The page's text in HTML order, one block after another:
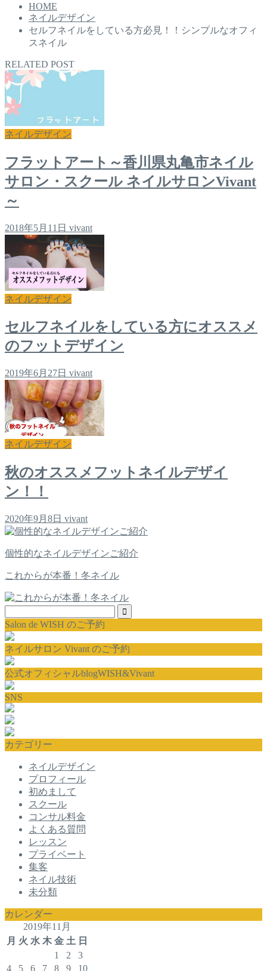
HOME
ネイルデザイン
セルフネイルをしている方必見！！シンプルなオフィ
スネイル
RELATED POST
ネイルデザイン
フラットアート～香川県丸亀市ネイル
サロン・スクール ネイルサロンVivant
～
2018年5月11日 vivant
ネイルデザイン
セルフネイルをしている方にオススメ
のフットデザイン
2019年6月27日 vivant
ネイルデザイン
秋のオススメフットネイルデザイ
ン！！
2020年9月8日 vivant
個性的なネイルデザインご紹介
これからが本番！冬ネイル
Salon de WISH のご予約
ネイルサロン Vivant のご予約
公式オフィシャルblogWISH&Vivant
SNS
カテゴリー
ネイルデザイン
プロフィール
初めまして
スクール
コンサル料金
よくある質問
レッスン
プライベート
集客
ネイル技術
未分類
カレンダー
2019年11月
月 火 水 木 金 土 日
1
2
3
4
5 6 7 8 9 10